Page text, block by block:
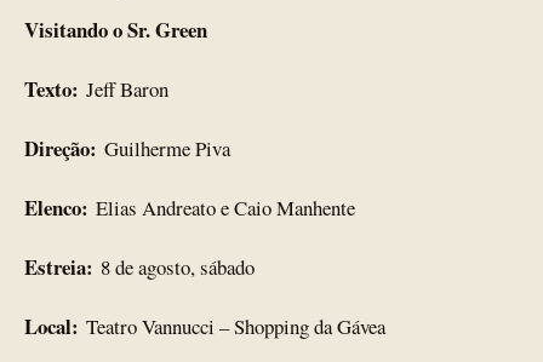
Visitando o Sr. Green
Texto: Jeff Baron
Direção: Guilherme Piva
Elenco: Elias Andreato e Caio Manhente
Estreia: 8 de agosto, sábado
Local: Teatro Vannucci – Shopping da Gávea